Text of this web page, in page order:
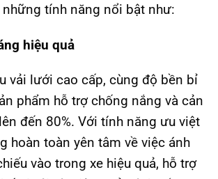
tính năng nổi bật như:
hiệu quả
vải lưới cao cấp, cùng độ bền bỉ
phẩm hỗ trợ chống nắng và cản
đến 80%. Với tính năng ưu việt
hoàn toàn yên tâm về việc ánh
vào trong xe hiệu quả, hỗ trợ